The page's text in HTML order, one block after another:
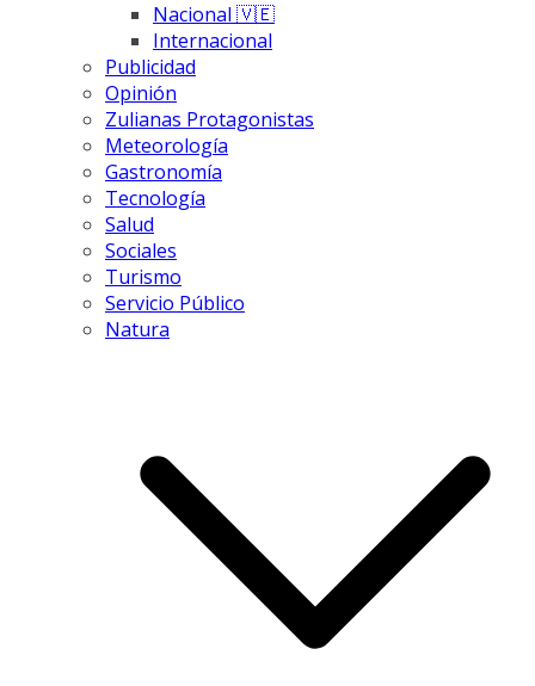
Nacional 🇻🇪
Internacional
Publicidad
Opinión
Zulianas Protagonistas
Meteorología
Gastronomía
Tecnología
Salud
Sociales
Turismo
Servicio Público
Natura